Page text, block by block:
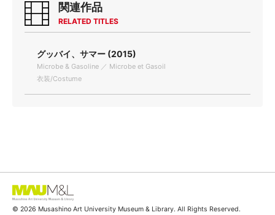
関連作品
RELATED TITLES
グッバイ、サマー (2015)
Microbe & Gasoline ／ Microbe et Gasoil
衣装/Costume
© 2026 Musashino Art University Museum & Library. All Rights Reserved.